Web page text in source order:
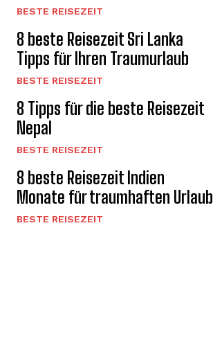
BESTE REISEZEIT
8 beste Reisezeit Sri Lanka
Tipps für Ihren Traumurlaub
BESTE REISEZEIT
8 Tipps für die beste Reisezeit
Nepal
BESTE REISEZEIT
8 beste Reisezeit Indien
Monate für traumhaften Urlaub
BESTE REISEZEIT